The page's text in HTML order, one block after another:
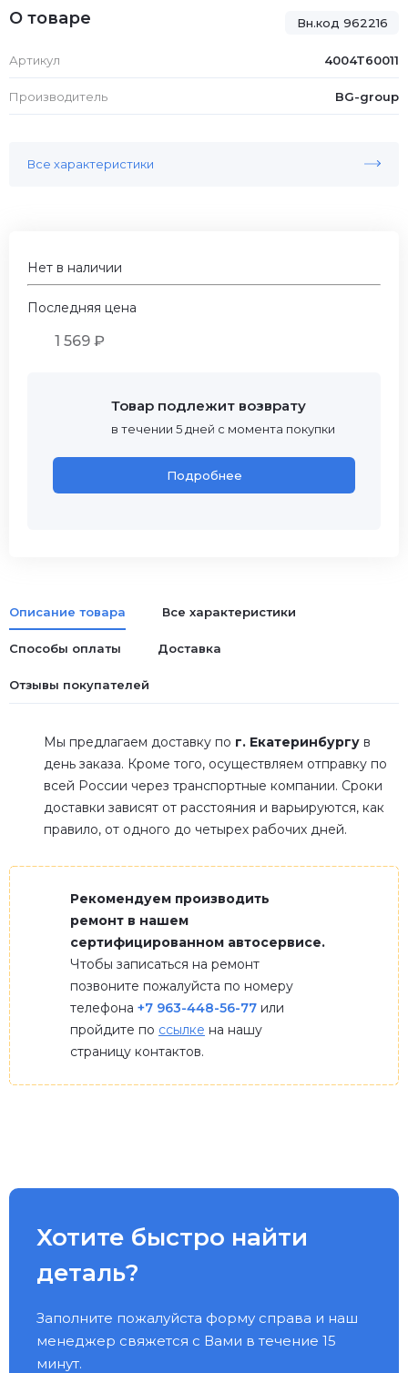
Вн.код 962216
О товаре
Артикул 4004T60011
Производитель BG-group
Все характеристики
Нет в наличии
Последняя цена
1 569 ₽
Товар подлежит возврату
в течении 5 дней с момента покупки
Подробнее
Описание товара Все характеристики
Способы оплаты Доставка
Отзывы покупателей
Мы предлагаем доставку по г. Екатеринбургу в
день заказа. Кроме того, осуществляем отправку по
всей России через транспортные компании. Сроки
доставки зависят от расстояния и варьируются, как
правило, от одного до четырех рабочих дней.
Рекомендуем производить
ремонт в нашем
сертифицированном автосервисе.
Чтобы записаться на ремонт
позвоните пожалуйста по номеру
телефона +7 963-448-56-77 или
пройдите по ссылке на нашу
страницу контактов.
Хотите быстро найти
деталь?
Заполните пожалуйста форму справа и наш
менеджер свяжется с Вами в течение 15
минут.